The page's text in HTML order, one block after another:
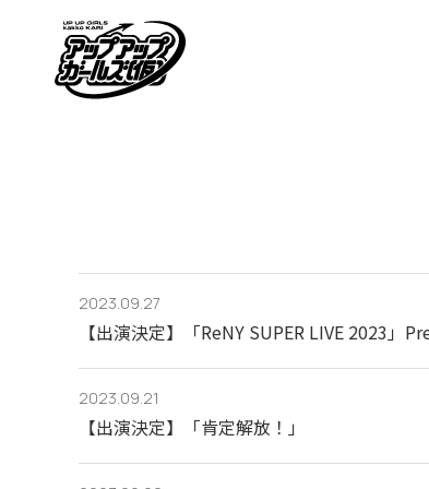
2023.09.27
【出演決定】「ReNY SUPER LIVE 2023」
2023.09.21
【出演決定】「肯定解放！」